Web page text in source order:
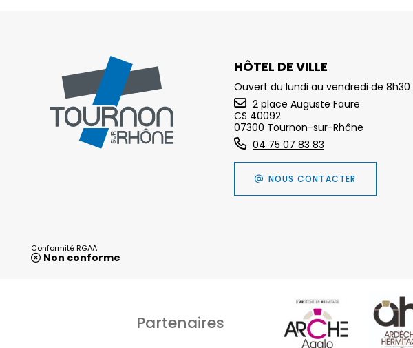
HÔTEL DE VILLE
Ouvert du lundi au vendredi de 8h30
2 place Auguste Faure
CS 40092
07300 Tournon-sur-Rhône
04 75 07 83 83
NOUS CONTACTER
Conformité RGAA
Non conforme
Partenaires